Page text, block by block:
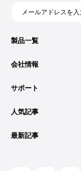
製品一覧
Video Converter
人気記事
SpotifyをMP3に変
最新記事
サポート
サポートセンター
活用記事
会社情報
DumpMediaにつ
お問い合わせ
利用規約